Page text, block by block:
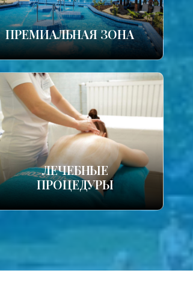
ПРЕМИАЛЬНАЯ ЗОНА
ЛЕЧЕБНЫЕ
ПРОЦЕДУРЫ